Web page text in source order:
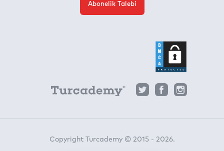
Abonelik Talebi
Copyright Turcademy © 2015 - 2026.